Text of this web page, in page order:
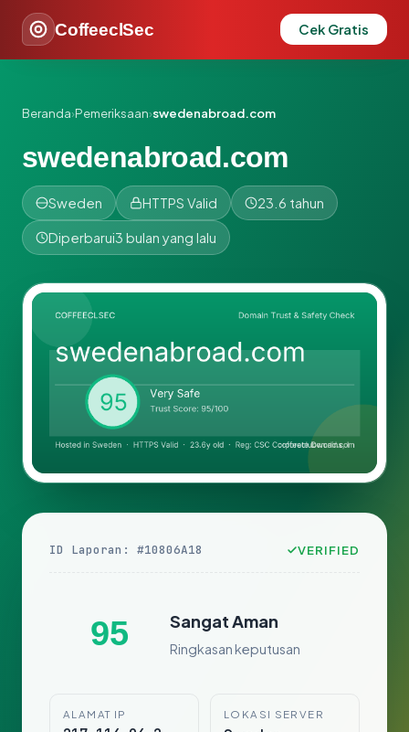
CoffeeclSec Cek Gratis
Beranda›Pemeriksaan›swedenabroad.com
swedenabroad.com
Sweden HTTPS Valid 23.6 tahun
Diperbarui3 bulan yang lalu
ID Laporan: #10806A18 VERIFIED
95 Sangat Aman
Ringkasan keputusan
ALAMAT IP LOKASI SERVER